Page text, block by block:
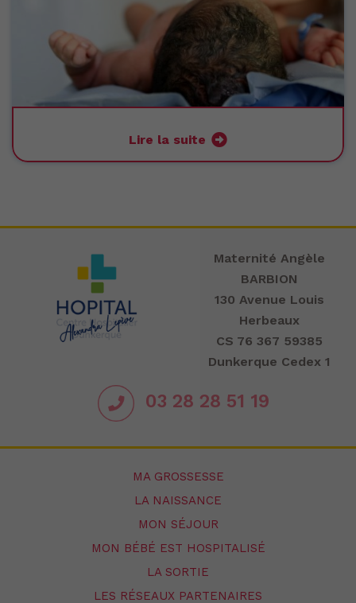
Lire la suite
Maternité Angèle
BARBION
130 Avenue Louis
Herbeaux
CS 76 367 59385
Dunkerque Cedex 1
03 28 28 51 19
MA GROSSESSE
LA NAISSANCE
MON SÉJOUR
MON BÉBÉ EST HOSPITALISÉ
LA SORTIE
LES RÉSEAUX PARTENAIRES